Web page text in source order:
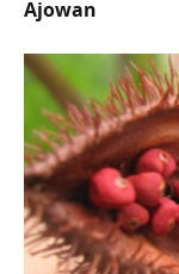
Ajowan